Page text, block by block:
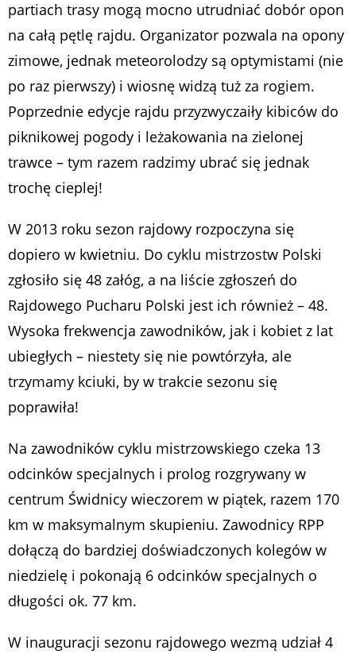
partiach trasy mogą mocno utrudniać dobór opon
na całą pętlę rajdu. Organizator pozwala na opony
zimowe, jednak meteorolodzy są optymistami (nie
po raz pierwszy) i wiosnę widzą tuż za rogiem.
Poprzednie edycje rajdu przyzwyczaiły kibiców do
piknikowej pogody i leżakowania na zielonej
trawce – tym razem radzimy ubrać się jednak
trochę cieplej!
W 2013 roku sezon rajdowy rozpoczyna się
dopiero w kwietniu. Do cyklu mistrzostw Polski
zgłosiło się 48 załóg, a na liście zgłoszeń do
Rajdowego Pucharu Polski jest ich również – 48.
Wysoka frekwencja zawodników, jak i kobiet z lat
ubiegłych – niestety się nie powtórzyła, ale
trzymamy kciuki, by w trakcie sezonu się
poprawiła!
Na zawodników cyklu mistrzowskiego czeka 13
odcinków specjalnych i prolog rozgrywany w
centrum Świdnicy wieczorem w piątek, razem 170
km w maksymalnym skupieniu. Zawodnicy RPP
dołączą do bardziej doświadczonych kolegów w
niedzielę i pokonają 6 odcinków specjalnych o
długości ok. 77 km.
W inauguracji sezonu rajdowego wezmą udział 4